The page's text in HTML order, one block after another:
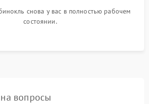
снова у вас в полностью рабочем
состоянии.
вопросы